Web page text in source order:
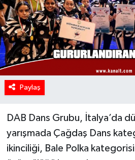
Paylaş
DAB Dans Grubu, İtalya’da
yarışmada Çağdaş Dans
ikinciliği, Bale Polka